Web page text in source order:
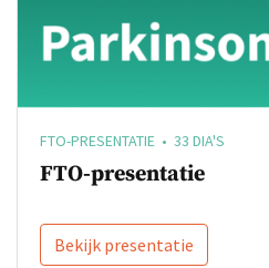
FTO-PRESENTATIE • 33 DIA'S
FTO-presentatie
Bekijk presentatie